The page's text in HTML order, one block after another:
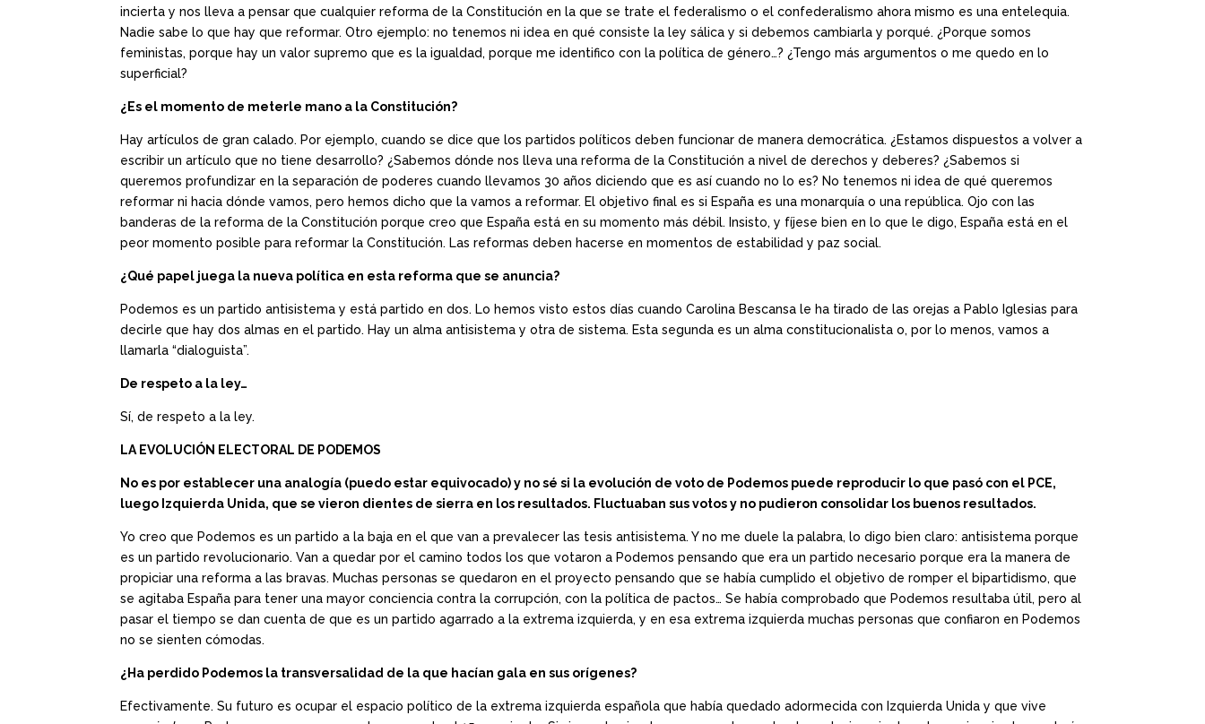
incierta y nos lleva a pensar que cualquier reforma de la Constitución en la que se trate el federalismo o el confederalismo ahora mismo es una entelequia.
Nadie sabe lo que hay que reformar. Otro ejemplo: no tenemos ni idea en qué consiste la ley sálica y si debemos cambiarla y porqué. ¿Porque somos
feministas, porque hay un valor supremo que es la igualdad, porque me identifico con la política de género…? ¿Tengo más argumentos o me quedo en lo
superficial?
¿Es el momento de meterle mano a la Constitución?
Hay artículos de gran calado. Por ejemplo, cuando se dice que los partidos políticos deben funcionar de manera democrática. ¿Estamos dispuestos a volver a
escribir un artículo que no tiene desarrollo? ¿Sabemos dónde nos lleva una reforma de la Constitución a nivel de derechos y deberes? ¿Sabemos si
queremos profundizar en la separación de poderes cuando llevamos 30 años diciendo que es así cuando no lo es? No tenemos ni idea de qué queremos
reformar ni hacia dónde vamos, pero hemos dicho que la vamos a reformar. El objetivo final es si España es una monarquía o una república. Ojo con las
banderas de la reforma de la Constitución porque creo que España está en su momento más débil. Insisto, y fíjese bien en lo que le digo, España está en el
peor momento posible para reformar la Constitución. Las reformas deben hacerse en momentos de estabilidad y paz social.
¿Qué papel juega la nueva política en esta reforma que se anuncia?
Podemos es un partido antisistema y está partido en dos. Lo hemos visto estos días cuando Carolina Bescansa le ha tirado de las orejas a Pablo Iglesias para
decirle que hay dos almas en el partido. Hay un alma antisistema y otra de sistema. Esta segunda es un alma constitucionalista o, por lo menos, vamos a
llamarla “dialoguista”.
De respeto a la ley…
Sí, de respeto a la ley.
LA EVOLUCIÓN ELECTORAL DE PODEMOS
No es por establecer una analogía (puedo estar equivocado) y no sé si la evolución de voto de Podemos puede reproducir lo que pasó con el PCE,
luego Izquierda Unida, que se vieron dientes de sierra en los resultados. Fluctuaban sus votos y no pudieron consolidar los buenos resultados.
Yo creo que Podemos es un partido a la baja en el que van a prevalecer las tesis antisistema. Y no me duele la palabra, lo digo bien claro: antisistema porque
es un partido revolucionario. Van a quedar por el camino todos los que votaron a Podemos pensando que era un partido necesario porque era la manera de
propiciar una reforma a las bravas. Muchas personas se quedaron en el proyecto pensando que se había cumplido el objetivo de romper el bipartidismo, que
se agitaba España para tener una mayor conciencia contra la corrupción, con la política de pactos… Se había comprobado que Podemos resultaba útil, pero al
pasar el tiempo se dan cuenta de que es un partido agarrado a la extrema izquierda, y en esa extrema izquierda muchas personas que confiaron en Podemos
no se sienten cómodas.
¿Ha perdido Podemos la transversalidad de la que hacían gala en sus orígenes?
Efectivamente. Su futuro es ocupar el espacio político de la extrema izquierda española que había quedado adormecida con Izquierda Unida y que vive